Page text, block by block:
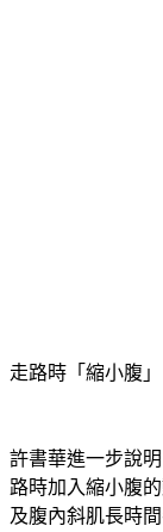
走路時「縮小腹
許書華進一步說
路時加入縮小腹
及腹內斜肌長時